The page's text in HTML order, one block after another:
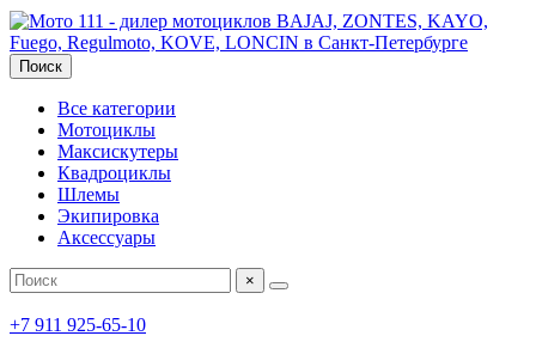
Поиск
Все категории
Мотоциклы
Максискутеры
Квадроциклы
Шлемы
Экипировка
Аксессуары
×
+7 911 925-65-10